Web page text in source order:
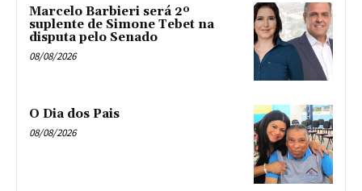
Marcelo Barbieri será 2º
suplente de Simone Tebet na
disputa pelo Senado
08/08/2026
O Dia dos Pais
08/08/2026